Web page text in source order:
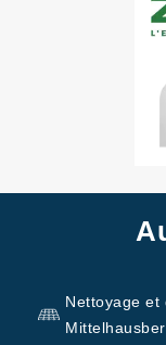
Nettoyage et